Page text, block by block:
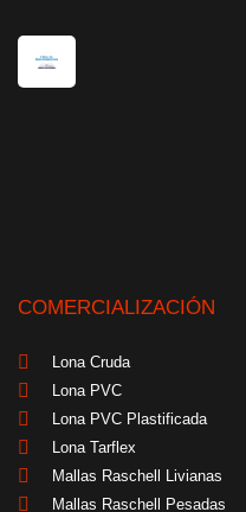
COMERCIALIZACIÓN
Lona Cruda
Lona PVC
Lona PVC Plastificada
Lona Tarflex
Mallas Raschell Livianas
Mallas Raschell Pesadas